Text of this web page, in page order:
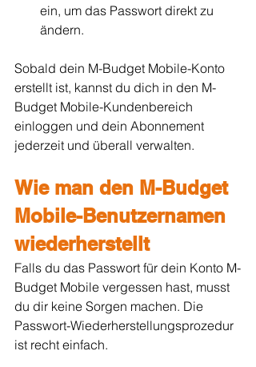
ein, um das Passwort direkt zu
ändern.
Sobald dein M-Budget Mobile-Konto
erstellt ist, kannst du dich in den M-
Budget Mobile-Kundenbereich
einloggen und dein Abonnement
jederzeit und überall verwalten.
Wie man den M-Budget
Mobile-Benutzernamen
wiederherstellt
Falls du das Passwort für dein Konto M-
Budget Mobile vergessen hast, musst
du dir keine Sorgen machen. Die
Passwort-Wiederherstellungsprozedur
ist recht einfach.